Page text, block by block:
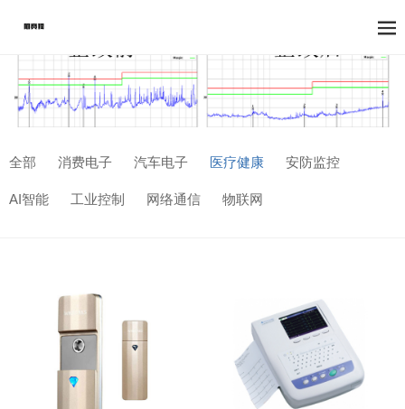
全部 消费电子 汽车电子 医疗健康 安防监控
AI智能 工业控制 网络通信 物联网